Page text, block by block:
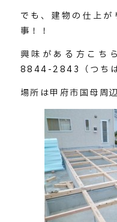
でも、建物の仕上
事！！
興味がある方こち
8844-2843（つちは
場所は甲府市国母周辺